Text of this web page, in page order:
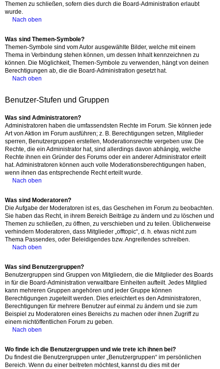
Themen zu schließen, sofern dies durch die Board-Administration erlaubt
wurde.
Nach oben
Was sind Themen-Symbole?
Themen-Symbole sind vom Autor ausgewählte Bilder, welche mit einem
Thema in Verbindung stehen können, um dessen Inhalt kennzeichnen zu
können. Die Möglichkeit, Themen-Symbole zu verwenden, hängt von deinen
Berechtigungen ab, die die Board-Administration gesetzt hat.
Nach oben
Benutzer-Stufen und Gruppen
Was sind Administratoren?
Administratoren haben die umfassendsten Rechte im Forum. Sie können jede
Art von Aktion im Forum ausführen; z. B. Berechtigungen setzen, Mitglieder
sperren, Benutzergruppen erstellen, Moderationsrechte vergeben usw. Die
Rechte, die ein Administrator hat, sind allerdings davon abhängig, welche
Rechte ihnen ein Gründer des Forums oder ein anderer Administrator erteilt
hat. Administratoren können auch volle Moderationsberechtigungen haben,
wenn ihnen das entsprechende Recht erteilt wurde.
Nach oben
Was sind Moderatoren?
Die Aufgabe der Moderatoren ist es, das Geschehen im Forum zu beobachten.
Sie haben das Recht, in ihrem Bereich Beiträge zu ändern und zu löschen und
Themen zu schließen, zu öffnen, zu verschieben und zu teilen. Üblicherweise
verhindern Moderatoren, dass Mitglieder „offtopic“, d. h. etwas nicht zum
Thema Passendes, oder Beleidigendes bzw. Angreifendes schreiben.
Nach oben
Was sind Benutzergruppen?
Benutzergruppen sind Gruppen von Mitgliedern, die die Mitglieder des Boards
in für die Board-Administration verwaltbare Einheiten aufteilt. Jedes Mitglied
kann mehreren Gruppen angehören und jeder Gruppe können
Berechtigungen zugeteilt werden. Dies erleichtert es den Administratoren,
Berechtigungen für mehrere Benutzer auf einmal zu ändern und sie zum
Beispiel zu Moderatoren eines Bereichs zu machen oder ihnen Zugriff zu
einem nichtöffentlichen Forum zu geben.
Nach oben
Wo finde ich die Benutzergruppen und wie trete ich ihnen bei?
Du findest die Benutzergruppen unter „Benutzergruppen“ im persönlichen
Bereich. Wenn du einer beitreten möchtest, kannst du dies mit der